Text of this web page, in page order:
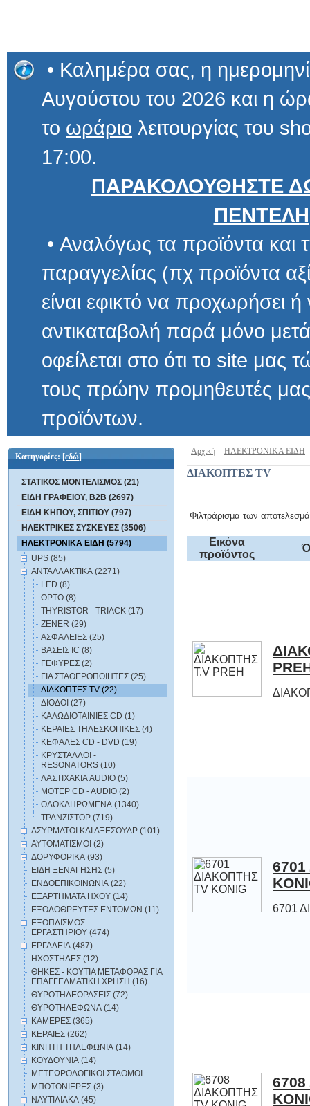
• Καλημέρα σας, η
Αυγούστου του 2026 και η
το ωράριο λειτουργίας του
17:00.
ΠΑΡΑΚΟΛΟΥΘΗΣΤΕ
• Αναλόγως τα προϊόντα και
παραγγελίας (πχ προϊόντα αξίας
είναι εφικτό να προχωρήσει ή να
αντικαταβολή παρά μόνο μετά
οφείλεται στο ότι το site μας τώρα
τους πρώην προμηθευτές μας
προϊόντων.
Κατηγορίες:[εδώ]
ΣΤΑΤΙΚΟΣ ΜΟΝΤΕΛΙΣΜΟΣ (21)
ΕΙΔΗ ΓΡΑΦΕΙΟΥ, B2B (2697)
ΕΙΔΗ ΚΗΠΟΥ, ΣΠΙΤΙΟΥ (797)
ΗΛΕΚΤΡΙΚΕΣ ΣΥΣΚΕΥΕΣ (3506)
ΗΛΕΚΤΡΟΝΙΚΑ ΕΙΔΗ (5794)
UPS (85)
ΑΝΤΑΛΛΑΚΤΙΚΑ (2271)
LED (8)
OPTO (8)
THYRISTOR - TRIACK (17)
ZENER (29)
ΑΣΦΑΛΕΙΕΣ (25)
ΒΑΣΕΙΣ IC (8)
ΓΕΦΥΡΕΣ (2)
ΓΙΑ ΣΤΑΘΕΡΟΠΟΙΗΤΕΣ (25)
ΔΙΑΚΟΠΤΕΣ TV (22)
ΔΙΟΔΟΙ (27)
ΚΑΛΩΔΙΟΤΑΙΝΙΕΣ CD (1)
ΚΕΡΑΙΕΣ ΤΗΛΕΣΚΟΠΙΚΕΣ (4)
ΚΕΦΑΛΕΣ CD - DVD (19)
ΚΡΥΣΤΑΛΛΟΙ -
RESONATORS (10)
ΛΑΣΤΙΧΑΚΙΑ AUDIO (5)
ΜΟΤΕΡ CD - AUDIO (2)
ΟΛΟΚΛΗΡΩΜΕΝΑ (1340)
ΤΡΑΝΖΙΣΤΟΡ (719)
ΑΣΥΡΜΑΤΟΙ ΚΑΙ ΑΞΕΣΟΥΑΡ (101)
ΑΥΤΟΜΑΤΙΣΜΟΙ (2)
ΔΟΡΥΦΟΡΙΚΑ (93)
ΕΙΔΗ ΞΕΝΑΓΗΣΗΣ (5)
ΕΝΔΟΕΠΙΚΟΙΝΩΝΙΑ (22)
ΕΞΑΡΤΗΜΑΤΑ HXOY (14)
ΕΞΟΛΟΘΡΕΥΤΕΣ ΕΝΤΟΜΩΝ (11)
ΕΞΟΠΛΙΣΜΟΣ
ΕΡΓΑΣΤΗΡΙΟΥ (474)
ΕΡΓΑΛΕΙΑ (487)
ΗΧΟΣΤΗΛΕΣ (12)
ΘΗΚΕΣ - ΚΟΥΤΙΑ ΜΕΤΑΦΟΡΑΣ ΓΙΑ
ΕΠΑΓΓΕΛΜΑΤΙΚΗ ΧΡΗΣΗ (16)
ΘΥΡΟΤΗΛΕΟΡΑΣΕΙΣ (72)
ΘΥΡΟΤΗΛΕΦΩΝΑ (14)
ΚΑΜΕΡΕΣ (365)
ΚΕΡΑΙΕΣ (262)
ΚΙΝΗΤΗ ΤΗΛΕΦΩΝΙΑ (14)
ΚΟΥΔΟΥΝΙΑ (14)
ΜΕΤΕΩΡΟΛΟΓΙΚΟΙ ΣΤΑΘΜΟΙ
ΜΠΟΤΟΝΙΕΡΕΣ (3)
ΝΑΥΤΙΛΙΑΚΑ (45)
Αρχική - ΗΛΕΚΤΡΟΝΙΚΑ ΕΙΔΗ
ΔΙΑΚΟΠΤΕΣ TV
Φιλτράρισμα των
Εικόνα
προϊόντος
6701